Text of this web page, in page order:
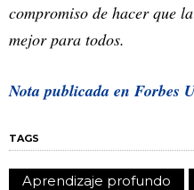
compromiso de hacer que
mejor para todos.
Nota publicada en Forbes
TAGS
Aprendizaje profundo